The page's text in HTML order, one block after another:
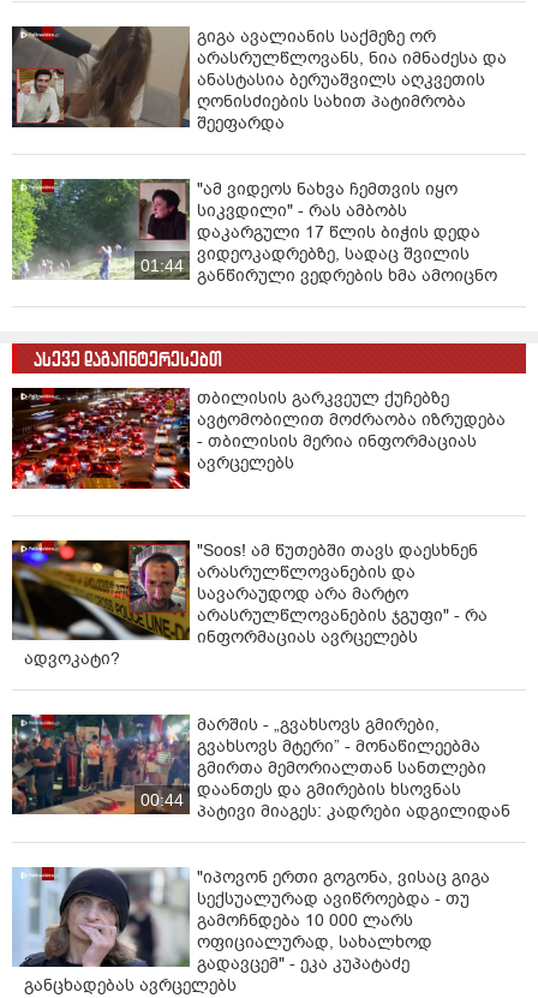
გიგა ავალიანის საქმეზე ორ
არასრულწლოვანს, ნია იმნაძესა და
ანასტასია ბერუაშვილს აღკვეთის
ღონისძიების სახით პატიმრობა
შეეფარდა
01:44
"ამ ვიდეოს ნახვა ჩემთვის იყო
სიკვდილი" - რას ამბობს
დაკარგული 17 წლის ბიჭის დედა
ვიდეოკადრებზე, სადაც შვილის
განწირული ვედრების ხმა ამოიცნო
ასევე დაგაინტერესებთ
თბილისის გარკვეულ ქუჩებზე
ავტომობილით მოძრაობა იზრუდება
- თბილისის მერია ინფორმაციას
ავრცელებს
"Soos! ამ წუთებში თავს დაესხნენ
არასრულწლოვანების და
სავარაუდოდ არა მარტო
არასრულწლოვანების ჯგუფი" - რა
ინფორმაციას ავრცელებს
ადვოკატი?
00:44
მარშის - „გვახსოვს გმირები,
გვახსოვს მტერი” - მონაწილეებმა
გმირთა მემორიალთან სანთლები
დაანთეს და გმირების ხსოვნას
პატივი მიაგეს: კადრები ადგილიდან
"იპოვონ ერთი გოგონა, ვისაც გიგა
სექსუალურად ავიწროებდა - თუ
გამოჩნდება 10 000 ლარს
ოფიციალურად, სახალხოდ
გადავცემ" - ეკა კუპატაძე
განცხადებას ავრცელებს